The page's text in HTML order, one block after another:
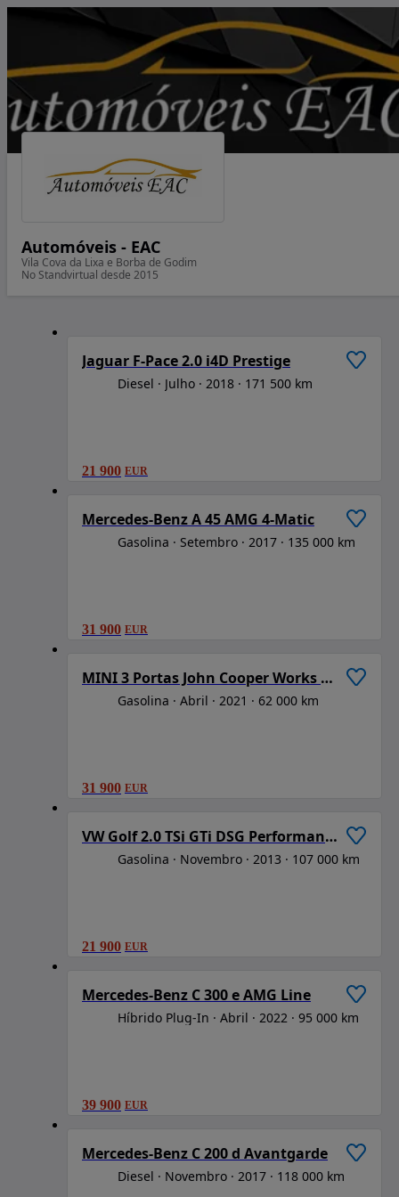
Automóveis - EAC
Vila Cova da Lixa e Borba de Godim
No Standvirtual desde 2015
Jaguar F-Pace 2.0 i4D Prestige
Diesel Julho 2018 171 500 km
21 900 EUR
Mercedes-Benz A 45 AMG 4-Matic
Gasolina Setembro 2017 135 000 km
31 900 EUR
MINI 3 Portas John Cooper Works Auto Desportiva
Gasolina Abril 2021 62 000 km
31 900 EUR
VW Golf 2.0 TSi GTi DSG Performance
Gasolina Novembro 2013 107 000 km
21 900 EUR
Mercedes-Benz C 300 e AMG Line
Híbrido Plug-In Abril 2022 95 000 km
39 900 EUR
Mercedes-Benz C 200 d Avantgarde
Diesel Novembro 2017 118 000 km